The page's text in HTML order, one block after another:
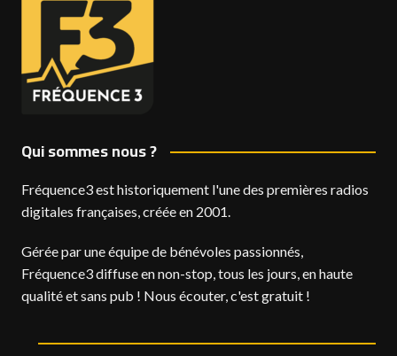
Qui sommes nous ?
Fréquence3 est historiquement l'une des premières radios
digitales françaises, créée en 2001.
Gérée par une équipe de bénévoles passionnés,
Fréquence3 diffuse en non-stop, tous les jours, en haute
qualité et sans pub ! Nous écouter, c'est gratuit !